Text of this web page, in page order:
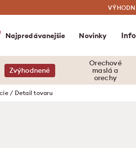
Najpredávanejšie Novinky Info
Zvýhodnené
Orechové
maslá a
orechy
/ Detail tovaru